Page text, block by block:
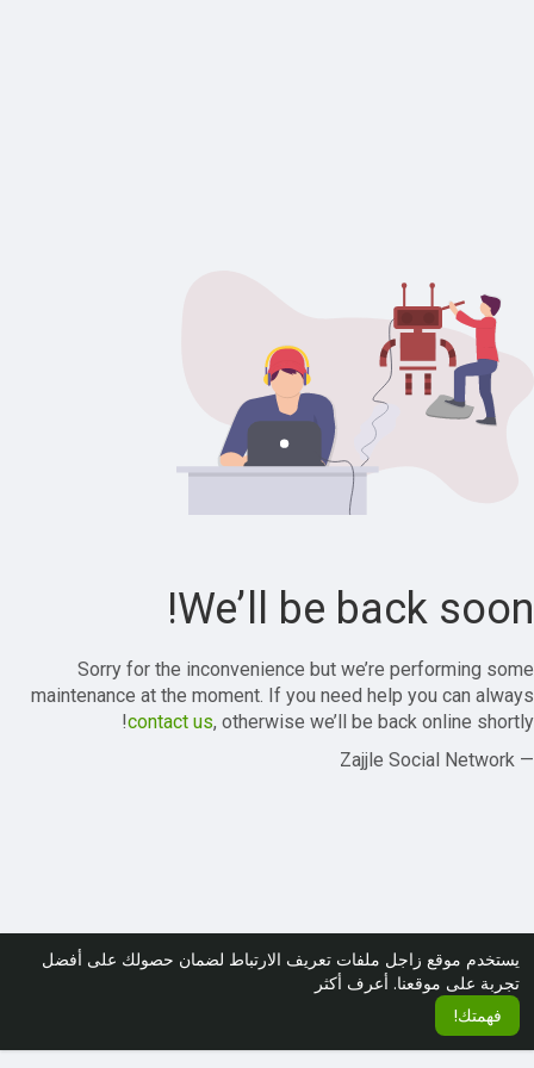
يستخدم موقع زاجل ملفات تعريف الارتباط لضمان حصولك على أفضل
تجربة على موقعنا. أعرف أكثر
فهمتك!
We’ll be back soon!
Sorry for the inconvenience but we’re performing some
maintenance at the moment. If you need help you can always
contact us, otherwise we’ll be back online shortly!
— Zajjle Social Network